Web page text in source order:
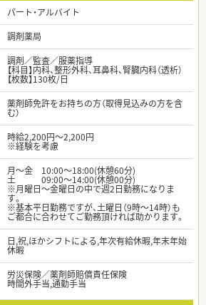
パート・アルバイト
調剤薬局
調剤／監査／服薬指導
【科目】内科、整形外科、耳鼻科、腎臓内科（透析）
【枚数】130枚/日
薬剤師免許をお持ちの方（取得見込みの方を含
む）
時給2,200円～2,200円
※経験を考慮
月～金 10:00～18:00(休憩60分)
土 09:00～14:00(休憩00分)
※月曜日〜金曜日の中で週2日勤務になりま
す。
※基本平日勤務ですが、土曜日（9時〜14時）も
ご都合に合わせてご勤務頂ければ助かります。
日,祝,ほかシフトによる,年次有給休暇,年末年始
休暇
労災保険／薬剤師賠償責任保険
時間外手当,通勤手当